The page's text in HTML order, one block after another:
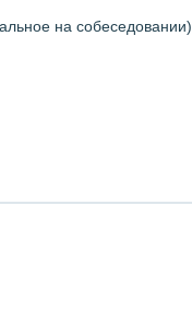
на собеседовании)